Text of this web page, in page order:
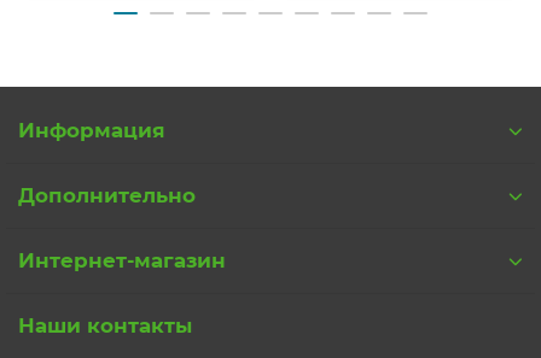
Информация
Дополнительно
Интернет-магазин
Наши контакты